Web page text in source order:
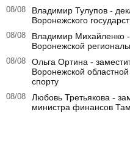
08/08
Владимир Тулупов -
Воронежского
08/08
Владимир Михайленко
Воронежской
08/08
Ольга Ортина -
Воронежской
спорту
08/08
Любовь Третьякова -
министра финансов